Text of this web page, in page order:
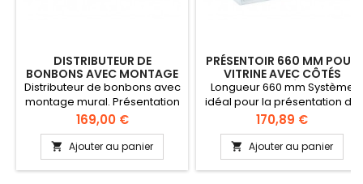
DISTRIBUTEUR DE
BONBONS AVEC MONTAGE
MURAL
Distributeur de bonbons avec
montage mural. Présentation
élégante. Conteneur de 1,5 L
fabriqué en matière PMMA.
Gestion de portions précise
(10 cl, 15 cl, 30 cl et 35 cl)en
utilisant les différents godets.
Prix
169,00 €
 Ajouter au panier
PRÉSENTOIR 660 MM POUR
VITRINE AVEC CÔTÉS
FERMÉS
Longueur 660 mm Système
idéal pour la présentation de
produits derrière votre vitrine
ou placés sur sur un comptoir
Fabriqué en plexi alimentaire
avec une très grande
résistance aux chocs. Brillant
Prix
170,89 €
 Ajouter au panier